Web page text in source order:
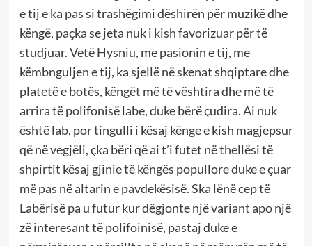
e tij e ka pas si trashëgimi dëshirën për muzikë dhe
këngë, paçka se jeta nuk i kish favorizuar për të
studjuar. Vetë Hysniu, me pasionin e tij, me
këmbnguljen e tij, ka sjellë në skenat shqiptare dhe
platetë e botës, këngët më të vështira dhe më të
arrira të polifonisë labe, duke bërë çudira. Ai nuk
është lab, por tingulli i kësaj kënge e kish magjepsur
që në vegjëli, çka bëri që ai t’i futet në thellësi të
shpirtit kësaj gjinie të këngës popullore duke e çuar
më pas në altarin e pavdekësisë. Ska lënë cep të
Labërisë pa u futur kur dëgjonte një variant apo një
zë interesant të polifoinisë, pastaj duke e